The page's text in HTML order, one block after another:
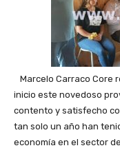
Marcelo Carraco Core
inicio este novedoso
contento y satisfecho
tan solo un año han
economía en el sector